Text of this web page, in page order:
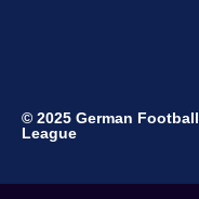
© 2025 German Football
League